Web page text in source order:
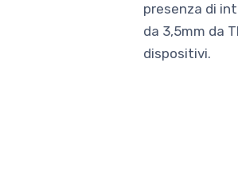
presenza di
da 3,5mm da
dispositivi.